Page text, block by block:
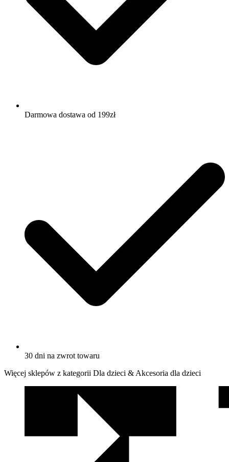
Darmowa dostawa od 199zł
30 dni na zwrot towaru
Więcej sklepów z kategorii Dla dzieci & Akcesoria dla dzieci